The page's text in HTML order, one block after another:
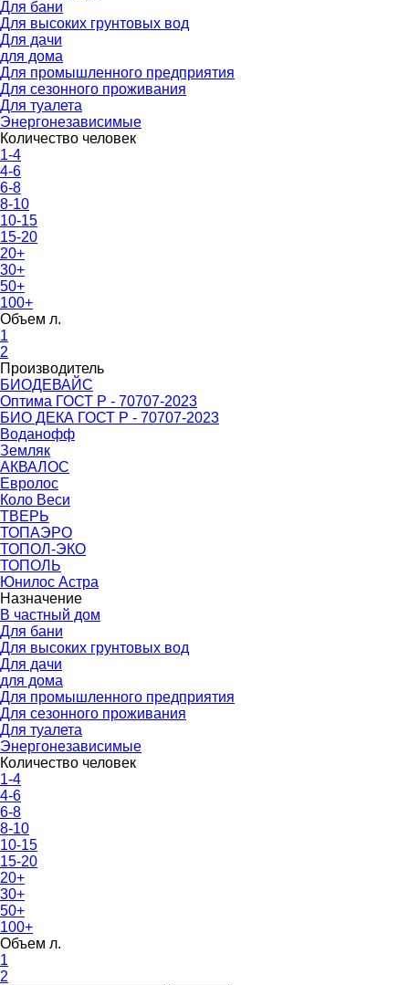
Для бани
Для высоких грунтовых вод
Для дачи
для дома
Для промышленного предприятия
Для сезонного проживания
Для туалета
Энергонезависимые
Количество человек
1-4
4-6
6-8
8-10
10-15
15-20
20+
30+
50+
100+
Объем л.
1
2
Производитель
БИОДЕВАЙС
Оптима ГОСТ Р - 70707-2023
БИО ДЕКА ГОСТ Р - 70707-2023
Воданофф
Земляк
АКВАЛОС
Евролос
Коло Веси
ТВЕРЬ
ТОПАЭРО
ТОПОЛ-ЭКО
ТОПОЛЬ
Юнилос Астра
Назначение
В частный дом
Для бани
Для высоких грунтовых вод
Для дачи
для дома
Для промышленного предприятия
Для сезонного проживания
Для туалета
Энергонезависимые
Количество человек
1-4
4-6
6-8
8-10
10-15
15-20
20+
30+
50+
100+
Объем л.
1
2